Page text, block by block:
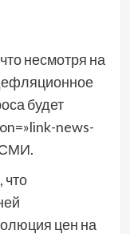
несмотря на
будет
news-
СМИ.
что
цен на